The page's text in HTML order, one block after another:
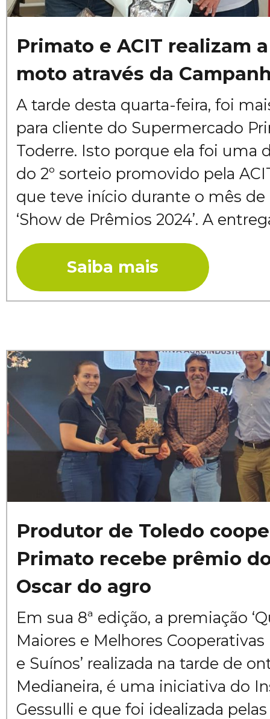
Primato e ACIT realizam
moto através da
A tarde desta quarta-feira, foi
para cliente do Supermercado
Toderre. Isto porque ela foi uma
do 2º sorteio promovido pela
que teve início durante o mês
‘Show de Prêmios 2024’. A
Saiba mais
Produtor de Toledo
Primato recebe prêmio
Oscar do agro
Em sua 8ª edição, a premiação
Maiores e Melhores Cooperativas
e Suínos’ realizada na tarde de
Medianeira, é uma iniciativa do
Gessulli e que foi idealizada